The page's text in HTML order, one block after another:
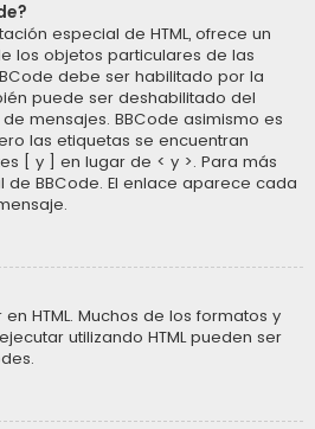
especial de HTML, ofrece un
los objetos particulares de las
debe ser habilitado por la
puede ser deshabilitado del
mensajes. BBCode asimismo es
las etiquetas se encuentran
[ y ] en lugar de < y >. Para más
de BBCode. El enlace aparece cada
HTML. Muchos de los formatos y
utilizando HTML pueden ser